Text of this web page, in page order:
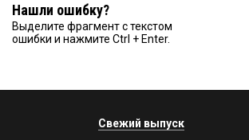
Нашли ошибку?
Выделите фрагмент с текстом
ошибки и нажмите Ctrl + Enter.
Свежий выпуск